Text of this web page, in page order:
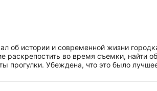
об истории и современной жизни
раскрепостить во время съемки, найти
прогулки. Убеждена, что это было